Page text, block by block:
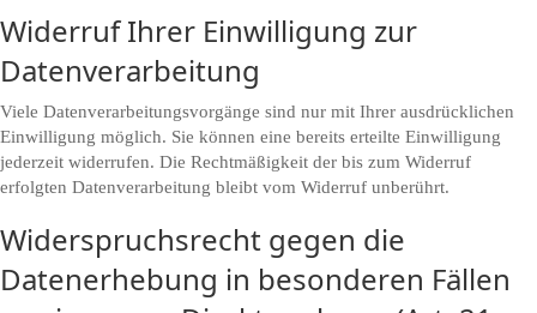
Widerruf Ihrer Einwilligung zur
Datenverarbeitung
Viele Datenverarbeitungsvorgänge sind nur mit Ihrer ausdrücklichen
Einwilligung möglich. Sie können eine bereits erteilte Einwilligung
jederzeit widerrufen. Die Rechtmäßigkeit der bis zum Widerruf
erfolgten Datenverarbeitung bleibt vom Widerruf unberührt.
Widerspruchsrecht gegen die
Datenerhebung in besonderen Fällen